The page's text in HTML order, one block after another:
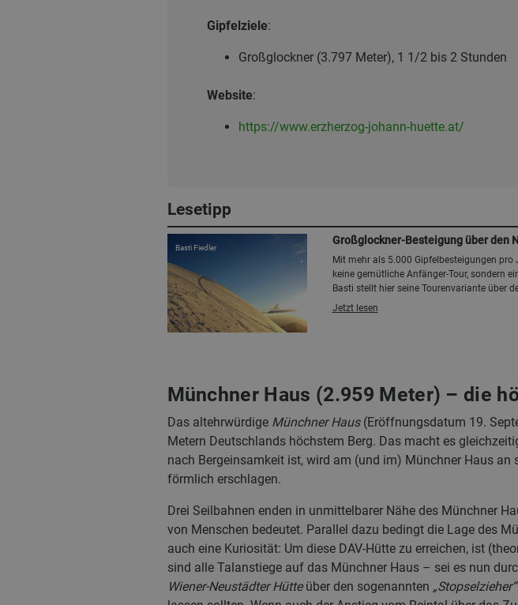
Gipfelziele:
Großglockner (3.797 Meter), 1 1/2 bis 2 Stunden
Website:
https://www.erzherzog-johann-huette.at/
Lesetipp
Basti Fiedler
Großglockner-Besteigung über den
Mit mehr als 5.000 Gipfelbesteigungen
keine gemütliche Anfänger-Tour, sondern
Basti stellt hier seine Tourenvariante über
Jetzt lesen
Münchner Haus (2.959 Meter) – die
Das altehrwürdige Münchner Haus(Eröffnungsdatum 19.
Metern Deutschlands höchstem Berg. Das macht es
nach Bergeinsamkeit ist, wird am (und im) Münchner Haus
förmlich erschlagen.
Drei Seilbahnen enden in unmittelbarer Nähe des Münchner
von Menschen bedeutet. Parallel dazu bedingt die Lage des
auch eine Kuriosität: Um diese DAV-Hütte zu erreichen, ist
sind alle Talanstiege auf das Münchner Haus – sei es nun
Wiener-Neustädter Hütteüber den sogenannten „Stopselzieher“